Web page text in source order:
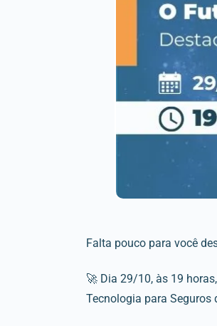
Falta pouco para você
🚀 Dia 29/10, às 19
Tecnologia para Seguros